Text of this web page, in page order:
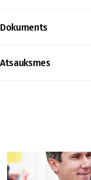
Dokuments
Atsauksmes